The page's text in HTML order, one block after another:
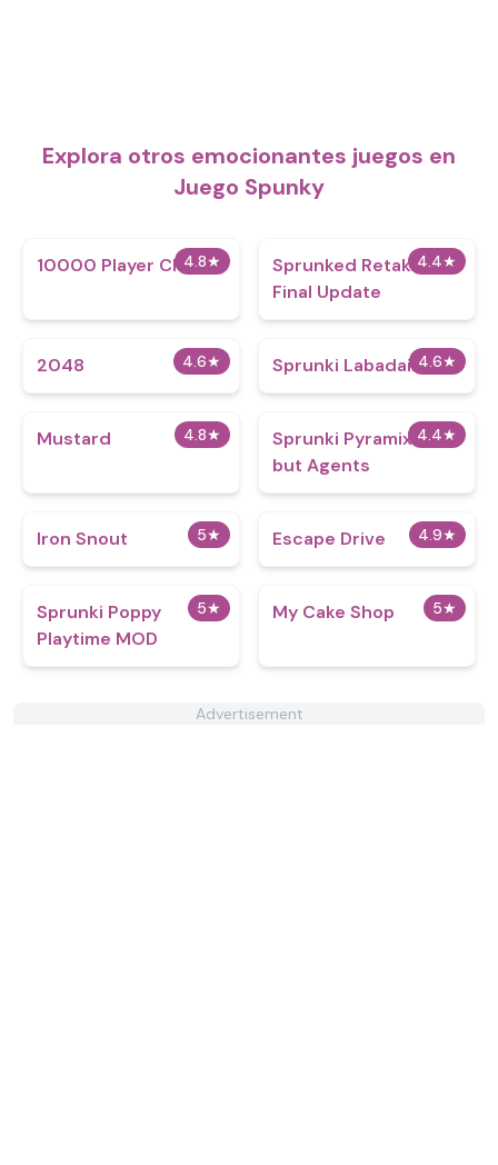
Explora otros emocionantes juegos en
Juego Spunky
4.8★
10000 Player Chess 4.4★
Sprunked Retake
Final Update
4.6★
2048 4.6★
Sprunki Labadairity
4.8★
Mustard 4.4★
Sprunki Pyramixed
but Agents
5★
Iron Snout 4.9★
Escape Drive
5★
Sprunki Poppy
Playtime MOD
5★
My Cake Shop
Advertisement